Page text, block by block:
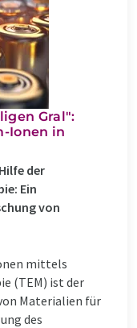
Gral":
Ionen in
der
Ein
von
mittels
(TEM) ist der
Materialien für
des